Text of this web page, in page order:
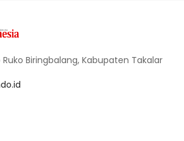
Ruko Biringbalang, Kabupaten Takalar